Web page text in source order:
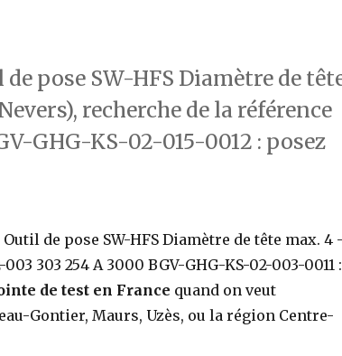
pose SW-HFS Diamètre de
recherche de la référence
GHG-KS-02-015-0012 : posez
Outil de pose SW-HFS Diamètre de tête max. 4
003 303 254 A 3000 BGV-GHG-KS-02-003-0011 :
de test en France quand on veut
Gontier, Maurs, Uzès, ou la région Centre-